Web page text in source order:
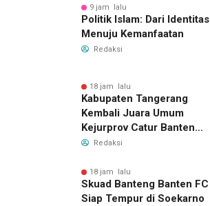
9 jam lalu
Politik Islam: Dari Identitas
Menuju Kemanfaatan
Redaksi
18 jam lalu
Kabupaten Tangerang
Kembali Juara Umum
Kejurprov Catur Banten
2026, Raih 24 Medali
Redaksi
18 jam lalu
Skuad Banteng Banten FC
Siap Tempur di Soekarno